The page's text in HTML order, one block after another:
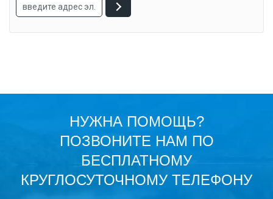
НУЖНА ПОМОЩЬ?
ПОЗВОНИТЕ НАМ ПО
БЕСПЛАТНОМУ
КРУГЛОСУТОЧНОМУ ТЕЛЕФОНУ